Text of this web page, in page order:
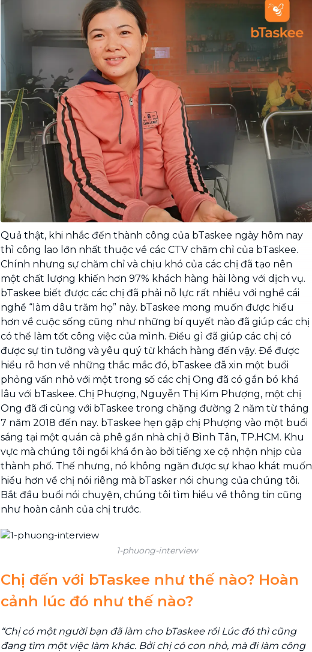
Chuyển nhà trọn gói, không lo dọn
dẹp nơi đi nơi đến
Vệ sinh công nghiệp NEW
Vệ sinh chuyên nghiệp cho văn
phòng, nhà xưởng, công trình lớn
Quả thật, khi nhắc đến thành công của bTaskee ngày hôm nay
thì công lao lớn nhất thuộc về các CTV chăm chỉ của bTaskee.
Chính nhưng sự chăm chỉ và chịu khó của các chị đã tạo nên
một chất lượng khiến hơn 97% khách hàng hài lòng với dịch vụ.
bTaskee biết được các chị đã phải nỗ lực rất nhiều với nghề cái
nghề “làm dâu trăm họ” này. bTaskee mong muốn được hiểu
hơn về cuộc sống cũng như những bí quyết nào đã giúp các chị
có thể làm tốt công việc của mình. Điều gì đã giúp các chị có
được sự tin tưởng và yêu quý từ khách hàng đến vậy. Để được
hiểu rõ hơn về những thắc mắc đó, bTaskee đã xin một buổi
phỏng vấn nhỏ với một trong số các chị Ong đã có gắn bó khá
lâu với bTaskee. Chị Phượng, Nguyễn Thị Kim Phượng, một chị
Ong đã đi cùng với bTaskee trong chặng đường 2 năm từ tháng
7 năm 2018 đến nay. bTaskee hẹn gặp chị Phượng vào một buổi
sáng tại một quán cà phê gần nhà chị ở Bình Tân, TP.HCM. Khu
vực mà chúng tôi ngồi khá ồn ào bởi tiếng xe cộ nhộn nhịp của
thành phố. Thế nhưng, nó không ngăn được sự khao khát muốn
hiểu hơn về chị nói riêng mà bTasker nói chung của chúng tôi.
Bắt đầu buổi nói chuyện, chúng tôi tìm hiểu về thông tin cũng
như hoàn cảnh của chị trước.
1-phuong-interview
Chị đến với bTaskee như thế nào? Hoàn
cảnh lúc đó như thế nào?
“Chị có một người bạn đã làm cho bTaskee rồi Lúc đó thì cũng
đang tìm một việc làm khác. Bởi chị có con nhỏ, mà đi làm công